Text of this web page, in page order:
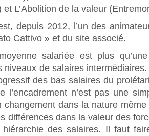
et L’Abolition de la valeur
depuis 2012, l’un des
Cattivo » et du site associé.
salariée est plus
niveaux de salaires
des bas salaires du
l’encadrement n’est pas une
changement dans la nature
différences dans la valeur des
des salaires. Il faut